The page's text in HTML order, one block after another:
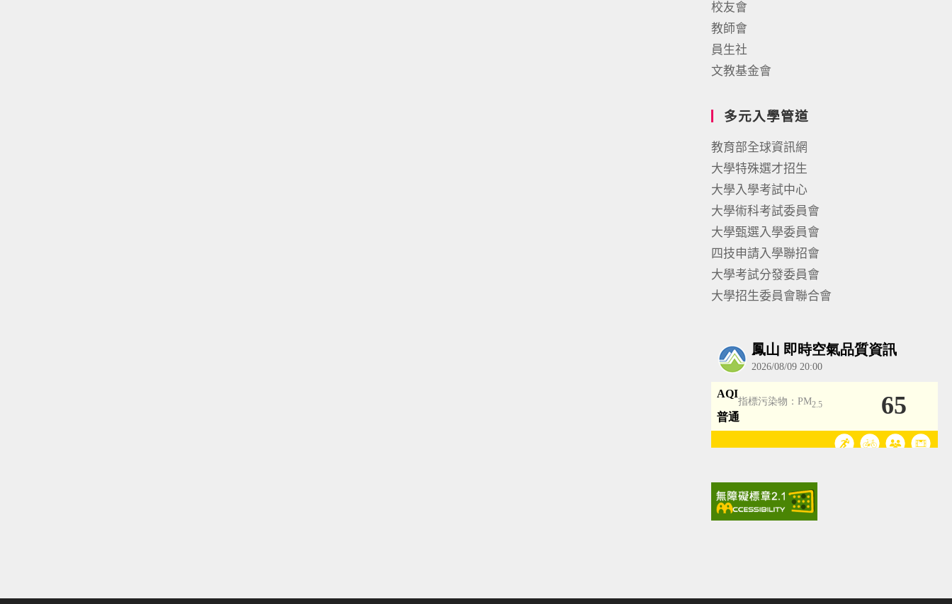
校友會
教師會
員生社
文教基金會
多元入學管道
教育部全球資訊網
大學特殊選才招生
大學入學考試中心
大學術科考試委員會
大學甄選入學委員會
四技申請入學聯招會
大學考試分發委員會
大學招生委員會聯合會